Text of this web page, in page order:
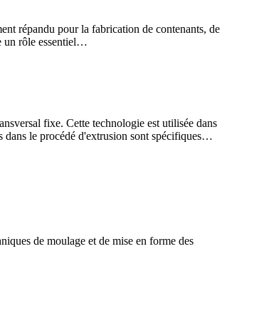
répandu pour la fabrication de contenants, de
un rôle essentiel…
fixe. Cette technologie est utilisée dans
dans le procédé d'extrusion sont spécifiques…
de moulage et de mise en forme des